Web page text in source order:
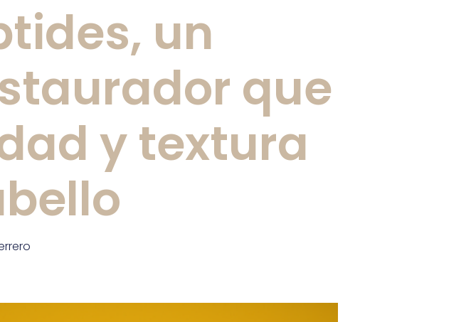
un
que
y textura